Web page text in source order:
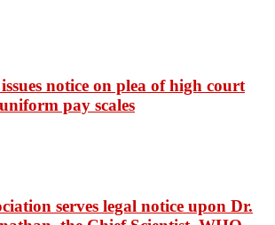
notice on plea of high court
pay scales
serves legal notice upon Dr.